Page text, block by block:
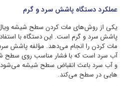
عملکرد دستگاه پاشش سرد و گرم
یکی از روش‌های مات کردن سطح شیشه ویال،
پاشش سرد و گرم است. این دستگاه با
مات کردن را انجام می‌دهد. مؤلفه پاشش
آب سرد است که با فشار مناسب روی سطح
و آب سرد باعث انقباض سطح شیشه می‌شود
هایی در سطح می‌کند.